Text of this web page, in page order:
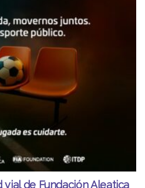
de Fundación Aleatica